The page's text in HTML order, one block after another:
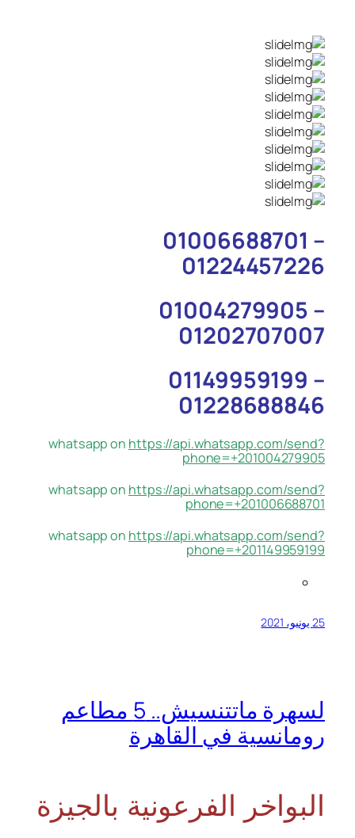
01006688701 –
01224457226
01004279905 –
01202707007
01149959199 –
01228688846
whatsapp on https://api.whatsapp.com/send?
phone=+201004279905
whatsapp on https://api.whatsapp.com/send?
phone=+201006688701
whatsapp on https://api.whatsapp.com/send?
phone=+201149959199
25 يونيو، 2021
لسهرة ماتتنسيش.. 5 مطاعم
رومانسية في القاهرة
البواخر الفرعونية بالجيزة